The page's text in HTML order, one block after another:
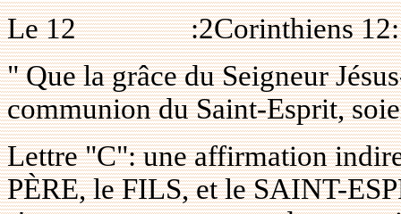
Le 12
:2Corinthiens
" Que la grâce du Seigneur
communion du Saint-Esprit,
Lettre "C": une affirmation
PÈRE, le FILS, et le SAINT-